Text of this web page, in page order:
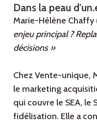
Dans la peau
Marie-Hélène
enjeu principal ?
décisions »
Chez Vente-unique,
le marketing
qui couvre le SEA, le
fidélisation. Elle a